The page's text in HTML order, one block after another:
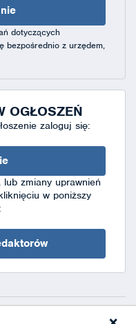
dotyczących
bezpośrednio z urzędem,
OGŁOSZEŃ
zaloguj się:
zmiany uprawnień
w poniższy
XML